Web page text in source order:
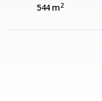
544 m2